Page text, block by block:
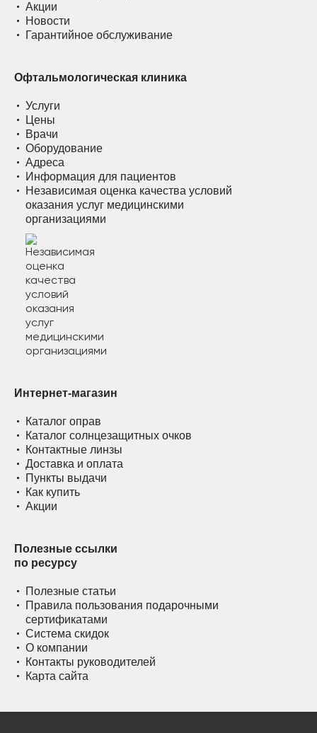
Акции
Новости
Гарантийное обслуживание
Офтальмологическая клиника
Услуги
Цены
Врачи
Оборудование
Адреса
Информация для пациентов
Независимая оценка качества условий
оказания услуг медицинскими
организациями
Интернет-магазин
Каталог оправ
Каталог солнцезащитных очков
Контактные линзы
Доставка и оплата
Пункты выдачи
Как купить
Акции
Полезные ссылки
по ресурсу
Полезные статьи
Правила пользования подарочными
сертификатами
Система скидок
О компании
Контакты руководителей
Карта сайта